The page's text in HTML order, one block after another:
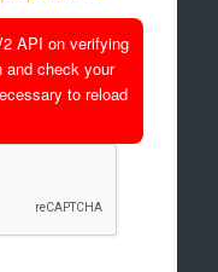
API on verifying
and check your
to reload